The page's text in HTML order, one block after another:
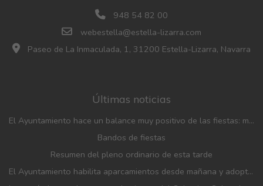
948 54 82 00
webestella@estella-lizarra.com
Paseo de La Inmaculada, 1, 31200 Estella-Lizarra, Navarra
Últimas noticias
El Ayuntamiento hace un balance muy positivo de las fiestas: menos incidencias, gran participación y mayor afluencia de público que en años anteriores
Bandos de fiestas
Resumen del pleno ordinario de esta tarde
El Ayuntamiento habilita aparcamientos desde mañana y adopta medidas de movilidad con motivo de las fiestas patronales